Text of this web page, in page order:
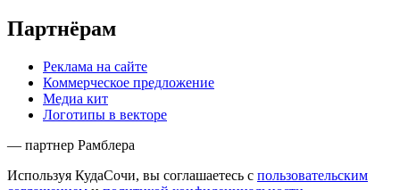
Партнёрам
Реклама на сайте
Коммерческое предложение
Медиа кит
Логотипы в векторе
— партнер Рамблера
Используя КудаСочи, вы соглашаетесь с пользовательским